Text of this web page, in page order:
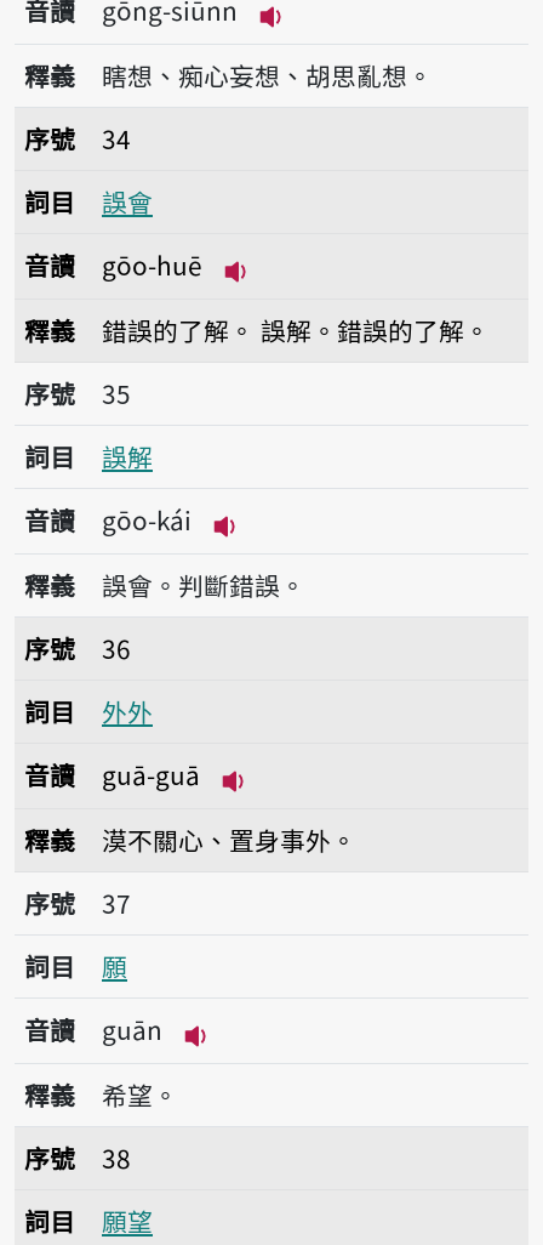
音讀
gōng-siūnn
播放音讀gōng-siūnn
釋義
瞎想、痴心妄想、胡思亂想。
序號34誤會
序號
34
詞目
誤會
音讀
gōo-huē
釋義 錯誤的了解。 誤解。錯誤的了解。
序號35誤解
序號
35
詞目
誤解
音讀
gōo-kái
播放音讀gōo-kái
釋義
誤會。判斷錯誤。
序號36外外
序號
36
詞目
外外
音讀
guā-guā
釋義
漠不關心、置身事外。
序號37願
序號
37
詞目
願
音讀
guān
播放音讀guān
釋義
希望。
序號38願望
序號
38
詞目
願望